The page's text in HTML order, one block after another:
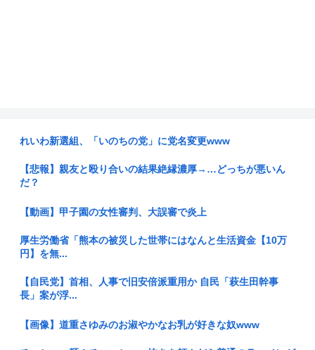
れいわ新選組、「いのちの党」に党名変更www
【悲報】親友と殴り合いの結果絶縁濃厚→…どっちが悪いん
だ？
【動画】甲子園の女性審判、大誤審で炎上
厚生労働省「熊本の被災した世帯にはなんと生活資金【10万
円】を無...
【自民党】首相、人事で旧安倍派重用か 自民「萩生田幹事
長」案が浮...
【画像】道重さゆみのお淑やかなお乳が好きな奴www